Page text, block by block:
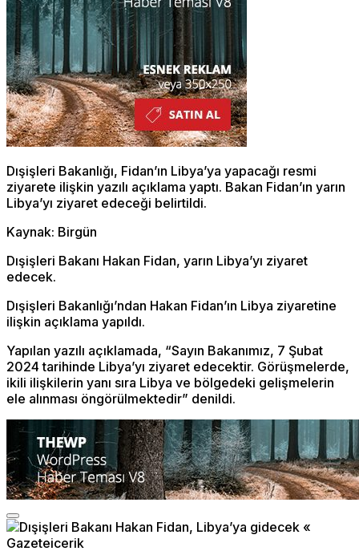
Dışişleri Bakanlığı, Fidan’ın Libya’ya yapacağı resmi
ziyarete ilişkin yazılı açıklama yaptı. Bakan Fidan’ın yarın
Libya’yı ziyaret edeceği belirtildi.
Kaynak: Birgün
Dışişleri Bakanı Hakan Fidan, yarın Libya’yı ziyaret
edecek.
Dışişleri Bakanlığı’ndan Hakan Fidan’ın Libya ziyaretine
ilişkin açıklama yapıldı.
Yapılan yazılı açıklamada, “Sayın Bakanımız, 7 Şubat
2024 tarihinde Libya’yı ziyaret edecektir. Görüşmelerde,
ikili ilişkilerin yanı sıra Libya ve bölgedeki gelişmelerin
ele alınması öngörülmektedir” denildi.